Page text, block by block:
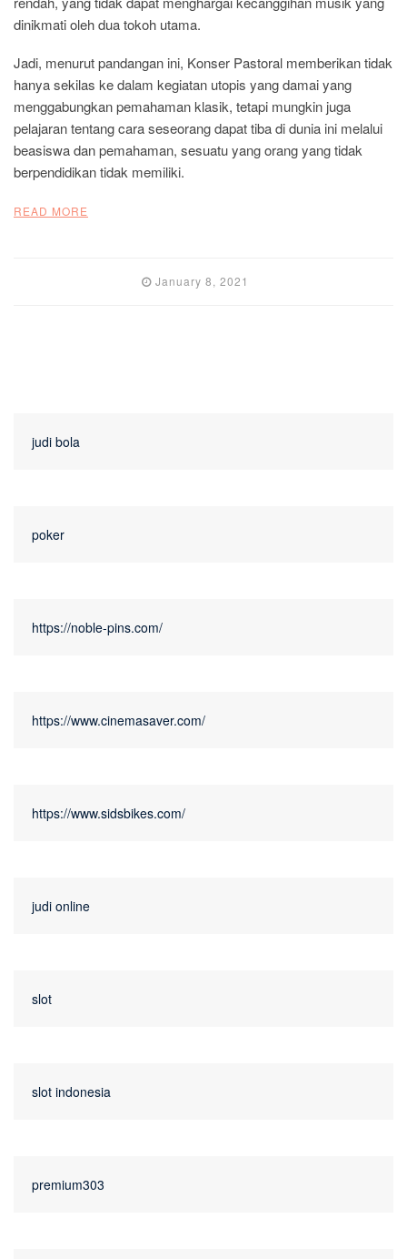
dinikmati oleh dua tokoh utama.
Jadi, menurut pandangan ini, Konser Pastoral memberikan tidak
hanya sekilas ke dalam kegiatan utopis yang damai yang
menggabungkan pemahaman klasik, tetapi mungkin juga
pelajaran tentang cara seseorang dapat tiba di dunia ini melalui
beasiswa dan pemahaman, sesuatu yang orang yang tidak
berpendidikan tidak memiliki.
READ MORE
January 8, 2021
judi bola
poker
https://noble-pins.com/
https://www.cinemasaver.com/
https://www.sidsbikes.com/
judi online
slot
slot indonesia
premium303